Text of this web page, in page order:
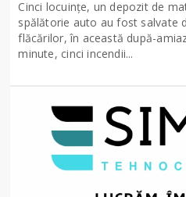
Cinci locuințe, un depozit de
spălătorie auto au fost salvate
flăcărilor, în această după-
minute, cinci incendii...